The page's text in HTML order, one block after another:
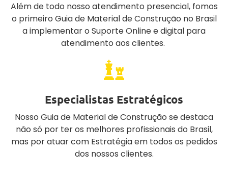
Além de todo nosso atendimento presencial, fomos
o primeiro Guia de Material de Construção no Brasil
a implementar o Suporte Online e digital para
atendimento aos clientes.
Especialistas Estratégicos
Nosso Guia de Material de Construção se destaca
não só por ter os melhores profissionais do Brasil,
mas por atuar com Estratégia em todos os pedidos
dos nossos clientes.